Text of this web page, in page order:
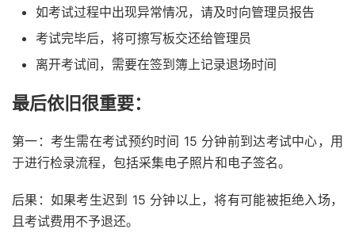
如考试过程中出现异常情况，请及时向管理员报告
考试完毕后，将可擦写板交还给管理员
离开考试间，需要在签到簿上记录退场时间
最后依旧很重要：
第一：考生需在考试预约时间 15 分钟前到达考试中心，用
于进行检录流程，包括采集电子照片和电子签名。
后果：如果考生迟到 15 分钟以上，将有可能被拒绝入场，
且考试费用不予退还。